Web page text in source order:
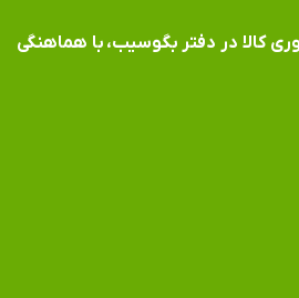
کالا در دفتر بگوسیب، با هماهنگی